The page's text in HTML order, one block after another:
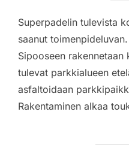
Superpadelin tulevista
saanut
Sipooseen
tulevat parkkialueen
asfaltoidaan
Rakentaminen alkaa